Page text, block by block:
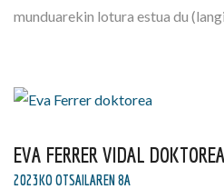
munduarekin lotura estua du
EVA FERRER VIDAL DOKTOREA
2023KO OTSAILAREN 8A